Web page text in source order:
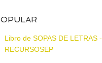
Libro de SOPAS DE LETRAS -
RECURSOSEP